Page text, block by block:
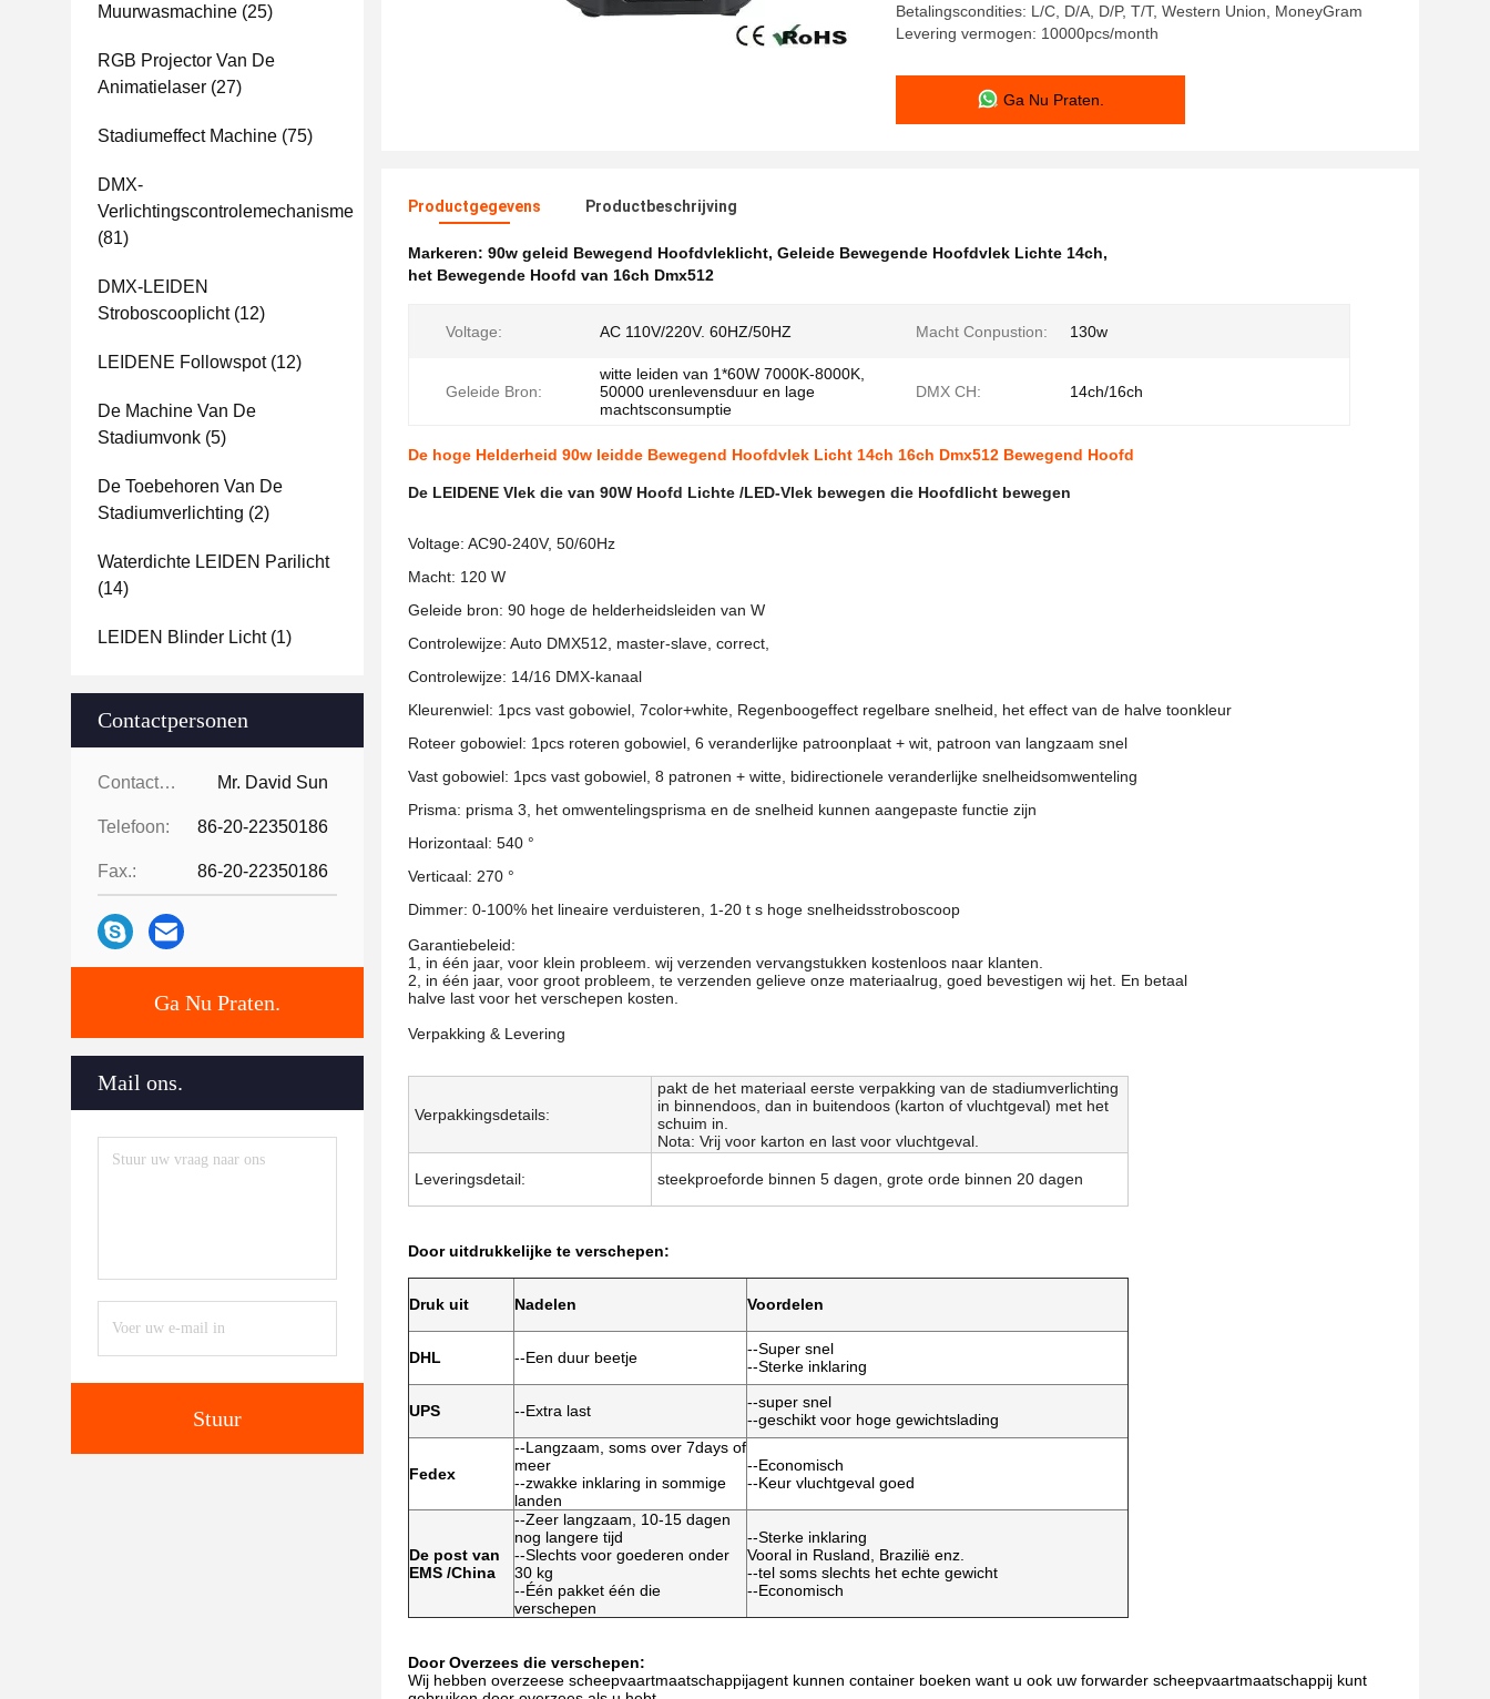
Muurwasmachine (25)
RGB Projector Van De
Animatielaser (27)
Stadiumeffect Machine (75)
DMX-
Verlichtingscontrolemechanisme
(81)
DMX-LEIDEN
Stroboscooplicht(12)
LEIDENE Followspot(12)
De Machine Van De
Stadiumvonk (5)
De Toebehoren Van De
Stadiumverlichting (2)
Waterdichte LEIDEN Parilicht
(14)
LEIDEN Blinder Licht(1)
Contactpersonen
Contactpersonen: Mr. David Sun
Telefoon: 86-20-22350186
Fax.: 86-20-22350186
Ga Nu Praten.
Mail ons.
Stuur
Betalingscondities: L/C, D/A, D/P, T/T, Western Union, MoneyGram
Levering vermogen: 10000pcs/month
Ga Nu Praten.
Productgegevens Productbeschrijving
Markeren: 90w geleid Bewegend Hoofdvleklicht, Geleide Bewegende Hoofdvlek Lichte 14ch,
het Bewegende Hoofd van 16ch Dmx512
Voltage: AC 110V/220V. 60HZ/50HZ Macht Conpustion: 130w
Geleide Bron:
witte leiden van 1*60W 7000K-8000K,
50000 urenlevensduur en lage
machtsconsumptie
DMX CH: 14ch/16ch
De hoge Helderheid 90w leidde Bewegend Hoofdvlek Licht 14ch 16ch Dmx512 Bewegend Hoofd
De LEIDENE Vlek die van 90W Hoofd Lichte /LED-Vlek bewegen die Hoofdlicht bewegen
Voltage: AC90-240V, 50/60Hz
Macht: 120 W
Geleide bron: 90 hoge de helderheidsleiden van W
Controlewijze: Auto DMX512, master-slave, correct,
Controlewijze: 14/16 DMX-kanaal
Kleurenwiel: 1pcs vast gobowiel, 7color+white, Regenboogeffect regelbare snelheid, het effect van de halve toonkleur
Roteer gobowiel: 1pcs roteren gobowiel, 6 veranderlijke patroonplaat + wit, patroon van langzaam snel
Vast gobowiel: 1pcs vast gobowiel, 8 patronen + witte, bidirectionele veranderlijke snelheidsomwenteling
Prisma: prisma 3, het omwentelingsprisma en de snelheid kunnen aangepaste functie zijn
Horizontaal: 540 °
Verticaal: 270 °
Dimmer: 0-100% het lineaire verduisteren, 1-20 t s hoge snelheidsstroboscoop
Garantiebeleid:
1, in één jaar, voor klein probleem. wij verzenden vervangstukken kostenloos naar klanten.
2, in één jaar, voor groot probleem, te verzenden gelieve onze materiaalrug, goed bevestigen wij het. En betaal
halve last voor het verschepen kosten.
Verpakking & Levering
Verpakkingsdetails:
pakt de het materiaal eerste verpakking van de stadiumverlichting
in binnendoos, dan in buitendoos (karton of vluchtgeval) met het
schuim in.
Nota: Vrij voor karton en last voor vluchtgeval.
Leveringsdetail: steekproeforde binnen 5 dagen, grote orde binnen 20 dagen
Door uitdrukkelijke te verschepen:
Druk uit Nadelen Voordelen
DHL --Een duur beetje
--Super snel
--Sterke inklaring
UPS --Extra last
--super snel
--geschikt voor hoge gewichtslading
Fedex
--Langzaam, soms over 7days of
meer
--zwakke inklaring in sommige
landen
--Economisch
--Keur vluchtgeval goed
De post van
EMS /China
--Zeer langzaam, 10-15 dagen
nog langere tijd
--Slechts voor goederen onder
30 kg
--Één pakket één die
verschepen
--Sterke inklaring
Vooral in Rusland, Brazilië enz.
--tel soms slechts het echte gewicht
--Economisch
Door Overzees die verschepen:
Wij hebben overzeese scheepvaartmaatschappijagent kunnen container boeken want u ook uw forwarder scheepvaartmaatschappij kunt